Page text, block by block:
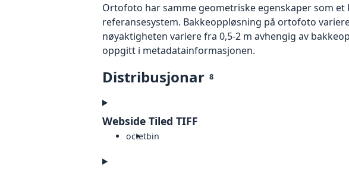
Ortofoto har samme geometriske egenskaper som
referansesystem. Bakkeoppløsning på ortofoto
nøyaktigheten variere fra 0,5-2 m avhengig av
oppgitt i metadatainformasjonen.
Distribusjonar 8
Webside Tiled TIFF
octetbin